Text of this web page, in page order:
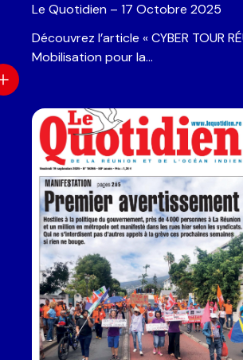
Le Quotidien – 17 Octobre 2025
Découvrez l’article « CYBER TOUR
Mobilisation pour la…